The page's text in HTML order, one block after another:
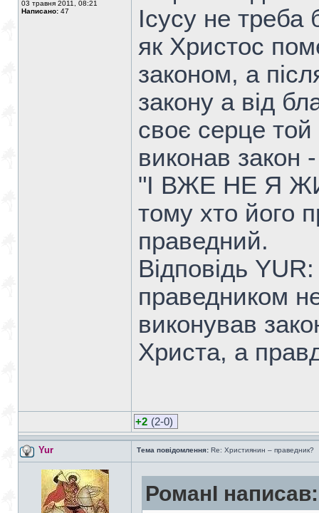
03 травня 2011, 08:21
Написано: 47
Ісусу не
як Христос
законом, а
закону а від
своє серце
виконав закон
"І ВЖЕ НЕ Я
тому хто його
праведний.
Відповідь
праведником
виконував
Христа, а
+2 (2-0)
Yur Тема повідомлення: Re: Християнин – праведник?
РоманІ написав: